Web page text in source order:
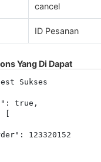
cancel
ID Pesanan
Yang Di Dapat
Sukses
true,
123320152